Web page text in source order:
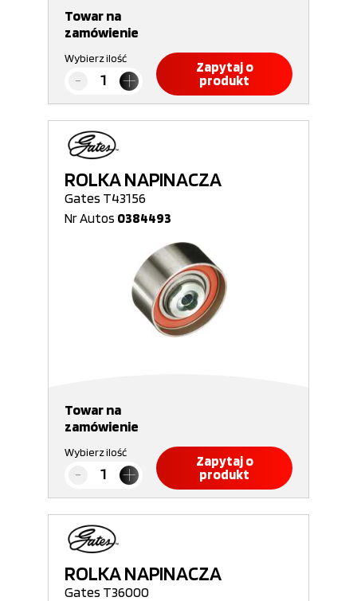
Towar na
zamówienie
Wybierz ilość
Zapytaj o
produkt
ROLKA NAPINACZA
Gates T43156
Nr Autos 0384493
Towar na
zamówienie
Wybierz ilość
Zapytaj o
produkt
ROLKA NAPINACZA
Gates T36000